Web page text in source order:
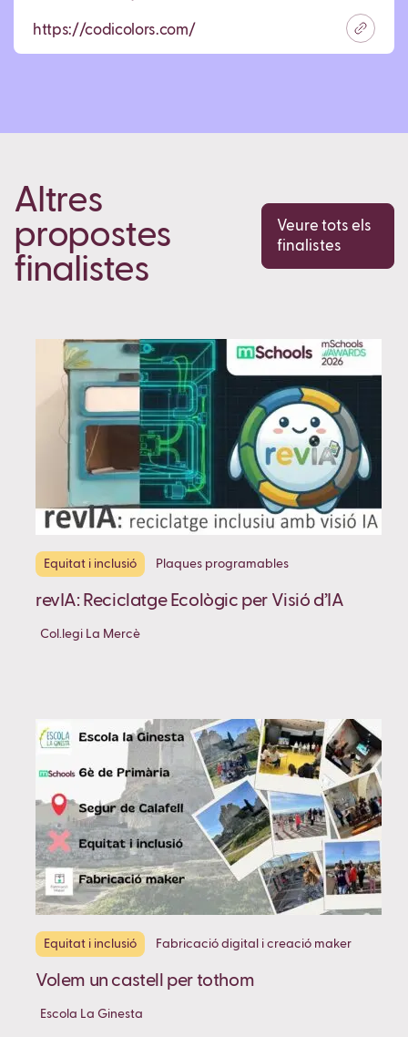
https://codicolors.com/
Altres
propostes
finalistes
Veure tots els
finalistes
Equitat i inclusió Plaques programables
revIA: Reciclatge Ecològic per Visió d’IA
Col.legi La Mercè
Equitat i inclusió Fabricació digital i creació maker
Volem un castell per tothom
Escola La Ginesta